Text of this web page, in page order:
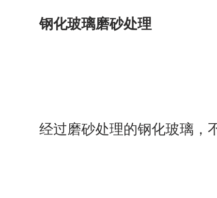
钢化玻璃磨砂处理
经过磨砂处理的钢化玻璃，